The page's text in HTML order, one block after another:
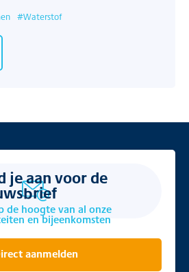
#Waterstof
je aan voor de
de hoogte van al onze
en bijeenkomsten
aanmelden